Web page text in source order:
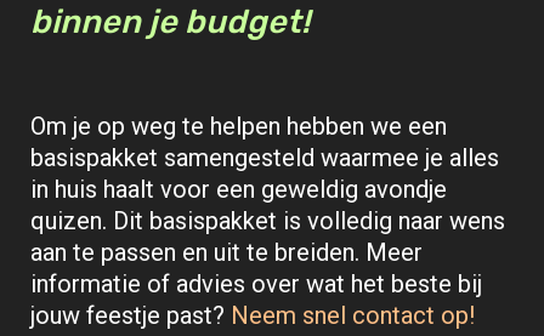
binnen je budget!
Om je op weg te helpen hebben we een
basispakket samengesteld waarmee je alles
in huis haalt voor een geweldig avondje
quizen. Dit basispakket is volledig naar wens
aan te passen en uit te breiden. Meer
informatie of advies over wat het beste bij
jouw feestje past? Neem snel contact op!